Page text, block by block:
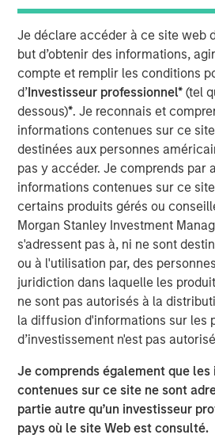
Je déclare accéder à ce site web
but d’obtenir des informations,
compte et remplir les conditions
d’Investisseur professionnel*(tel
dessous)*. Je reconnais et
informations contenues sur ce
destinées aux personnes
pas y accéder. Je comprends par
informations contenues sur ce
certains produits gérés ou
Morgan Stanley Investment
s'adressent pas à, ni ne sont
ou à l'utilisation par, des
juridiction dans laquelle les
ne sont pas autorisés à la
la diffusion d'informations sur les
d’investissement n'est pas
Je comprends également que
contenues sur ce site ne sont
partie autre qu’un investisseur
pays où le site Web est consulté.
collectively avoid or remove one
dioxide-equivalent (CO 2
e)
atmosphere from the date of
the date by which the United
Zero” must be achieved.
Vikram Raju, MSIM’s Head of
Investing and 1GT, commented:
goal is an important milestone.
demonstrated a strong level of
backing 1GT with its twin goals of
high-growth companies in Europe
while aiming to deliver
at the gigaton level. Tying the
compensation to both of the 1GT
equal measure. We have begun
at a very opportune phase in the
Part of MSIM’s $200 billion
across the mobility, power,
agriculture, and circular economy
Sustainable Finance Disclosure
Article 9 fund, which promotes